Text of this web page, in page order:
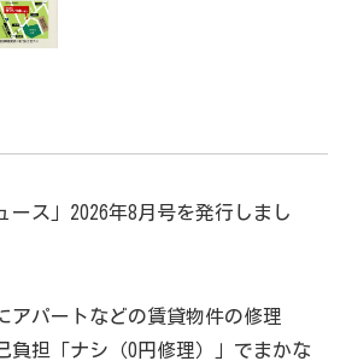
ース」2026年8月号を発行しまし
アパートなどの賃貸物件の修理
負担「ナシ（0円修理）」でまかな